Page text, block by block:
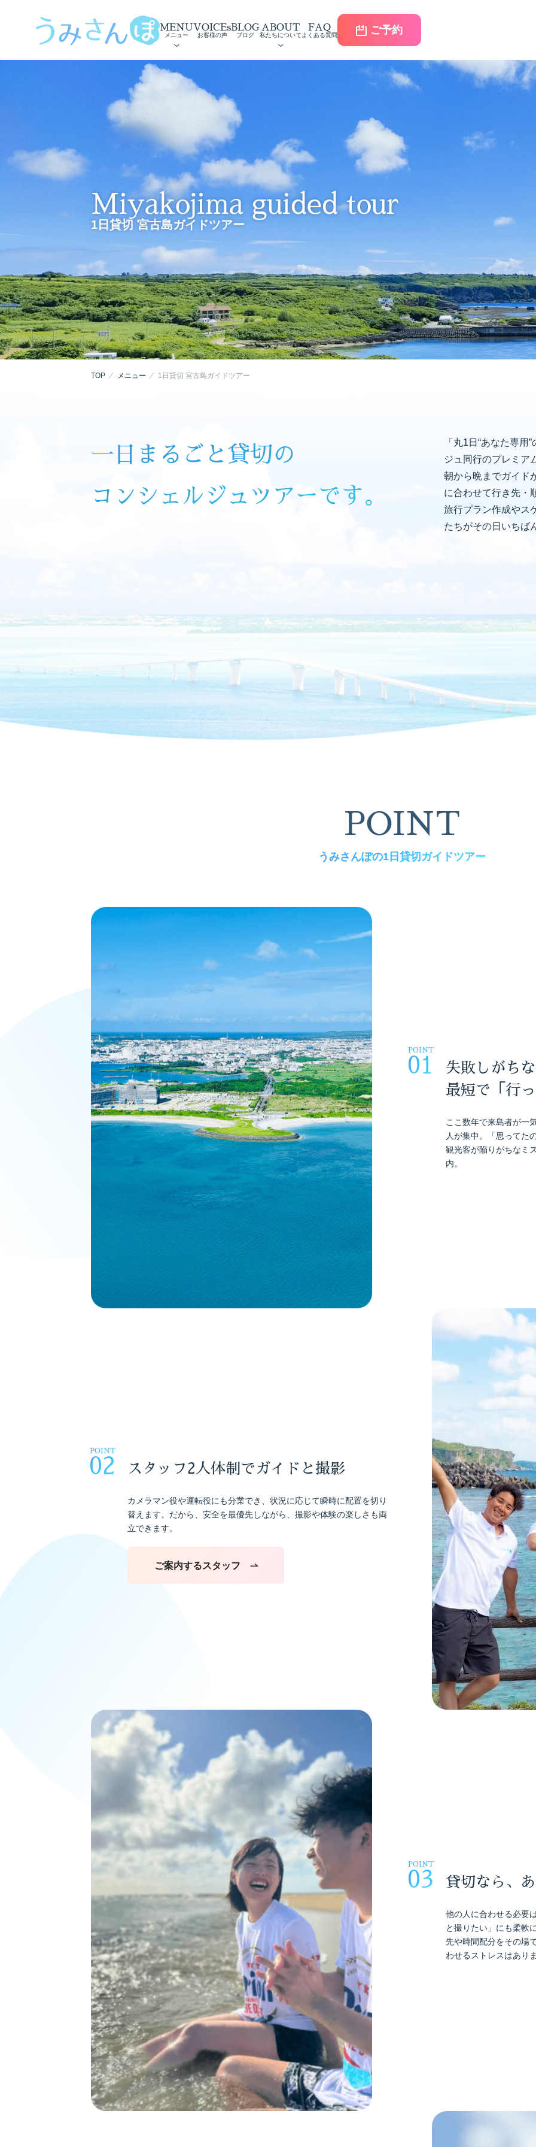
MENU
メニュー
VOICEs
お客様の声
BLOG
ブログ
ABOUT
私たちについて
FAQ
よくある質問 ご予約
Miyakojima guided tour
1日貸切 宮古島ガイドツアー
TOP メニュー 1日貸切 宮古島ガイドツアー
一日まるごと貸切の
コンシェルジュツアーです。
「丸1日“あなた専
ジュ同行のプレミア
朝から晩までガイド
に合わせて行き先・
旅行プラン作成やス
たちがその日いちば
POINT
うみさんぽの1日貸切ガイドツアー
POINT
01
失敗しがちな
最短で「行
ここ数年で来島者が一
人が集中。「思ってた
観光客が陥りがちなミ
内。
POINT
02 スタッフ2人体制でガイドと撮影
カメラマン役や運転役にも分業でき、状況に応じて瞬時に配置を切り
替えます。だから、安全を最優先しながら、撮影や体験の楽しさも両
立できます。
ご案内するスタッフ
POINT
03 貸切なら、
他の人に合わせる必要
と撮りたい」にも柔軟
先や時間配分をその場
わせるストレスはあり